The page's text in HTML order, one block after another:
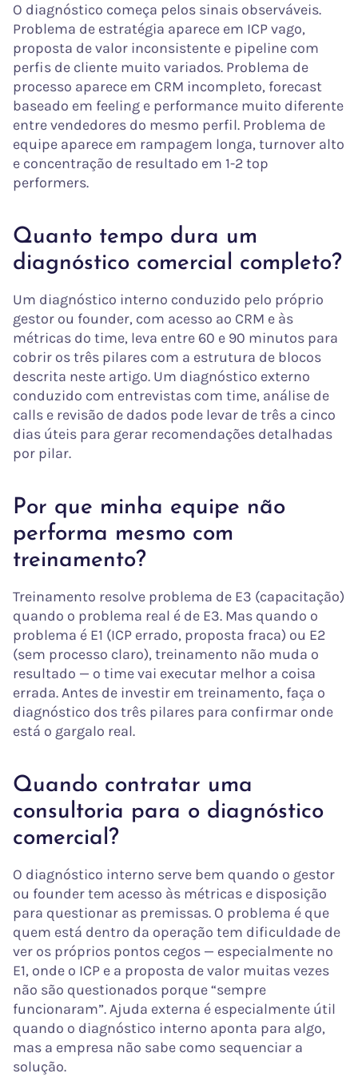
O diagnóstico começa pelos sinais observáveis.
Problema de estratégia aparece em ICP vago,
proposta de valor inconsistente e pipeline com
perfis de cliente muito variados. Problema de
processo aparece em CRM incompleto, forecast
baseado em feeling e performance muito diferente
entre vendedores do mesmo perfil. Problema de
equipe aparece em rampagem longa, turnover alto
e concentração de resultado em 1-2 top
performers.
Quanto tempo dura um
diagnóstico comercial completo?
Um diagnóstico interno conduzido pelo próprio
gestor ou founder, com acesso ao CRM e às
métricas do time, leva entre 60 e 90 minutos para
cobrir os três pilares com a estrutura de blocos
descrita neste artigo. Um diagnóstico externo
conduzido com entrevistas com time, análise de
calls e revisão de dados pode levar de três a cinco
dias úteis para gerar recomendações detalhadas
por pilar.
Por que minha equipe não
performa mesmo com
treinamento?
Treinamento resolve problema de E3 (capacitação)
quando o problema real é de E3. Mas quando o
problema é E1 (ICP errado, proposta fraca) ou E2
(sem processo claro), treinamento não muda o
resultado — o time vai executar melhor a coisa
errada. Antes de investir em treinamento, faça o
diagnóstico dos três pilares para confirmar onde
está o gargalo real.
Quando contratar uma
consultoria para o diagnóstico
comercial?
O diagnóstico interno serve bem quando o gestor
ou founder tem acesso às métricas e disposição
para questionar as premissas. O problema é que
quem está dentro da operação tem dificuldade de
ver os próprios pontos cegos — especialmente no
E1, onde o ICP e a proposta de valor muitas vezes
não são questionados porque “sempre
funcionaram”. Ajuda externa é especialmente útil
quando o diagnóstico interno aponta para algo,
mas a empresa não sabe como sequenciar a
solução.